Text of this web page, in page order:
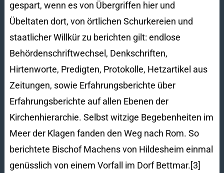
gespart, wenn es von Übergriffen hier und
Übeltaten dort, von örtlichen Schurkereien und
staatlicher Willkür zu berichten gilt: endlose
Behördenschriftwechsel, Denkschriften,
Hirtenworte, Predigten, Protokolle, Hetzartikel aus
Zeitungen, sowie Erfahrungsberichte über
Erfahrungsberichte auf allen Ebenen der
Kirchenhierarchie. Selbst witzige Begebenheiten im
Meer der Klagen fanden den Weg nach Rom. So
berichtete Bischof Machens von Hildesheim einmal
genüsslich von einem Vorfall im Dorf Bettmar.[3]